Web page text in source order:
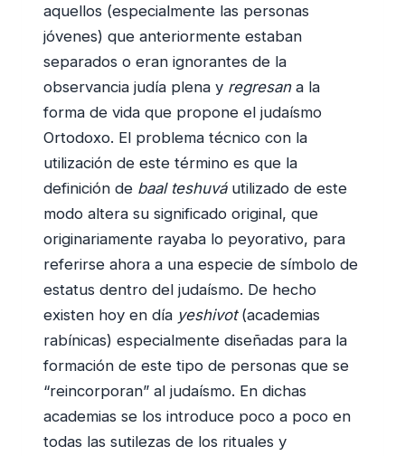
aquellos (especialmente las personas
jóvenes) que anteriormente estaban
separados o eran ignorantes de la
observancia judía plena y regresana la
forma de vida que propone el judaísmo
Ortodoxo. El problema técnico con la
utilización de este término es que la
definición de baal teshuváutilizado de este
modo altera su significado original, que
originariamente rayaba lo peyorativo, para
referirse ahora a una especie de símbolo de
estatus dentro del judaísmo. De hecho
existen hoy en día yeshivot (academias
rabínicas) especialmente diseñadas para la
formación de este tipo de personas que se
“reincorporan” al judaísmo. En dichas
academias se los introduce poco a poco en
todas las sutilezas de los rituales y